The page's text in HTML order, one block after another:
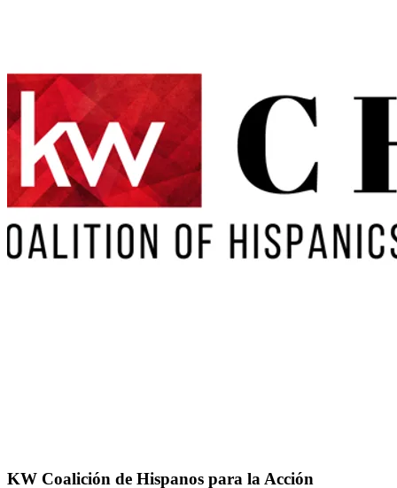
KW Coalición de Hispanos para la Acción